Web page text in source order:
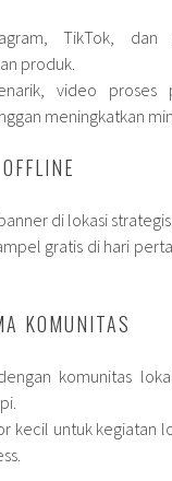
TikTok, dan
produk.
video proses
meningkatkan
di lokasi strategis.
gratis di hari
KOMUNITAS
komunitas
kecil untuk kegiatan